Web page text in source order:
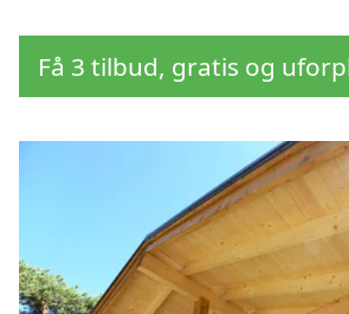
Få 3 tilbud, gratis og